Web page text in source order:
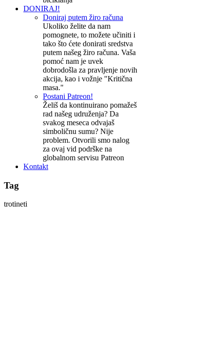
DONIRAJ!
Doniraj putem žiro računa
Ukoliko želite da nam
pomognete, to možete učiniti i
tako što ćete donirati sredstva
putem našeg žiro računa. Vaša
pomoć nam je uvek
dobrodošla za pravljenje novih
akcija, kao i vožnje "Kritična
masa."
Postani Patreon!
Želiš da kontinuirano pomažeš
rad našeg udruženja? Da
svakog meseca odvajaš
simboličnu sumu? Nije
problem. Otvorili smo nalog
za ovaj vid podrške na
globalnom servisu Patreon
Kontakt
Tag
trotineti